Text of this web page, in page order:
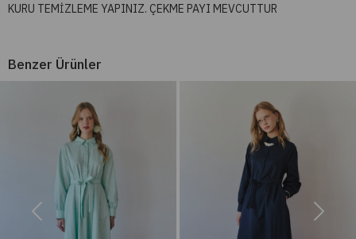
KURU TEMİZLEME YAPINIZ. ÇEKME PAYI MEVCUTTUR
Benzer Ürünler